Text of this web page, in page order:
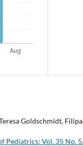
Goldschmidt,
Pediatrics: Vol. 35 No.